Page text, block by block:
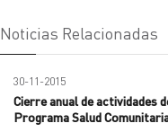
Noticias Relacionadas
30-11-2015
Cierre anual de actividades
Programa Salud